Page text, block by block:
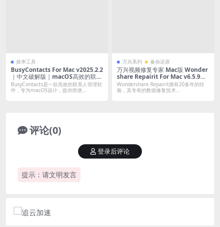
效率工具
BusyContacts For Mac v2025.2.2
｜中文破解版｜macOS高效的联系
人管理工具
BusyContacts是一款高效的联系人管理软
件，专为macOS设计，提供简便...
万兴系列 备份还原
万兴视频修复专家 Mac版 Wonder
share Repairit For Mac v6.5.9｜
中文破解版｜AI照片增强到视频修
复
Wondershare Repairit拥有20多年的经
验，其专有的数据修复技术...
评论(0)
提示：请文明发言
登录后评论